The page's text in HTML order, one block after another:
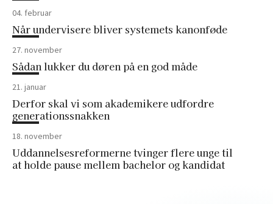
04. februar
Når undervisere bliver systemets kanonføde
27. november
Sådan lukker du døren på en god måde
21. januar
Derfor skal vi som akademikere udfordre
generationssnakken
18. november
Uddannelsesreformerne tvinger flere unge til
at holde pause mellem bachelor og kandidat